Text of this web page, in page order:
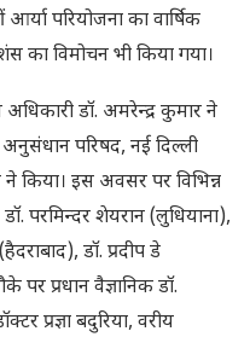
आर्या परियोजना का वार्षिक
का विमोचन भी किया गया।
डॉ. अमरेन्द्र कुमार ने
अनुसंधान परिषद, नई दिल्ली
किया। इस अवसर पर विभिन्न
परमिन्दर शेयरान (लुधियाना),
डॉ. प्रदीप डे
पर प्रधान वैज्ञानिक डॉ.
प्रज्ञा बदुरिया, वरीय